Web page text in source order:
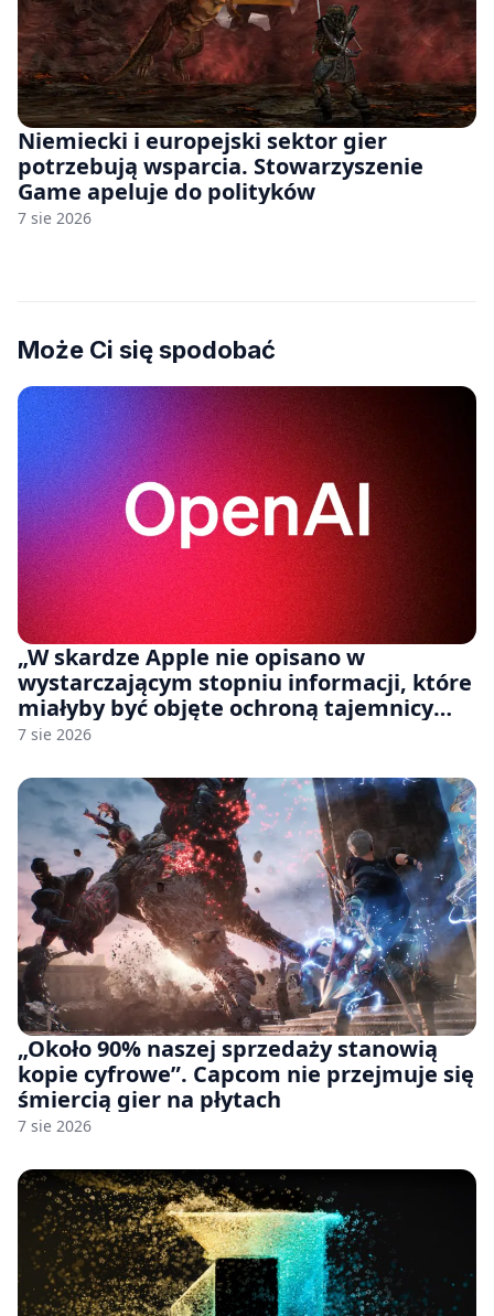
Niemiecki i europejski sektor gier
potrzebują wsparcia. Stowarzyszenie
Game apeluje do polityków
7 sie 2026
Może Ci się spodobać
„W skardze Apple nie opisano w
wystarczającym stopniu informacji, które
miałyby być objęte ochroną tajemnicy
handlowej”. OpenAI żąda odrzucenia
7 sie 2026
„Około 90% naszej sprzedaży stanowią
kopie cyfrowe”. Capcom nie przejmuje się
śmiercią gier na płytach
7 sie 2026